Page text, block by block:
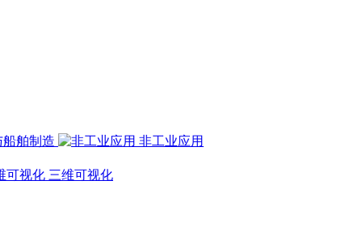
舶制造 非工业应用
三维可视化